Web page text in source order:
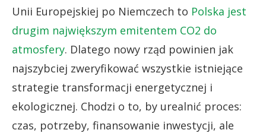
Unii Europejskiej po Niemczech to Polska jest
drugim największym emitentem CO2 do
atmosfery. Dlatego nowy rząd powinien jak
najszybciej zweryfikować wszystkie istniejące
strategie transformacji energetycznej i
ekologicznej. Chodzi o to, by urealnić proces:
czas, potrzeby, finansowanie inwestycji, ale